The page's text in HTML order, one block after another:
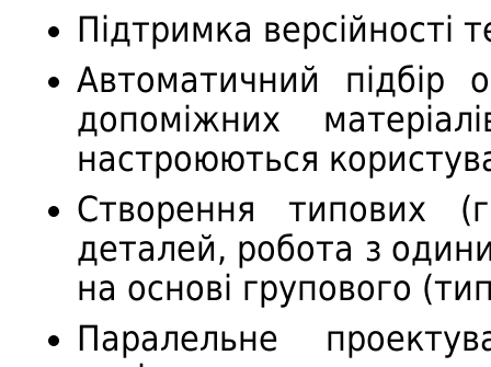
Підтримка версійності
Автоматичний підбір
допоміжних
настроюються
Створення типових
деталей, робота з
на основі групового
Паралельне